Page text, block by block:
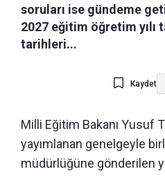
soruları ise gündeme
2027 eğitim öğretim yılı
tarihleri...
Kaydet
Milli Eğitim Bakanı Yusuf
yayımlanan genelgeyle
müdürlüğüne gönderilen